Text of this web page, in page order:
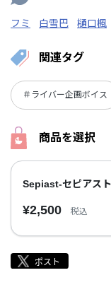
フミ 白雪巴 樋口楓
関連タグ
＃ライバー企画ボイス
商品を選択
Sepiast-セピアス
¥2,500 税込